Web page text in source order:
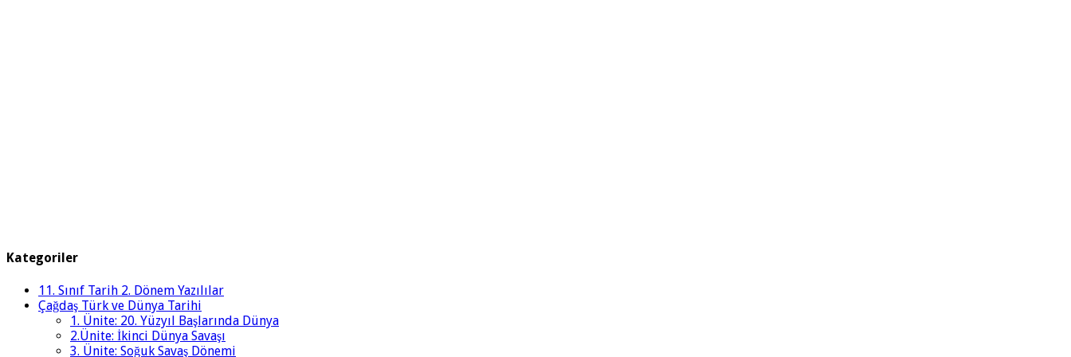
Kategoriler
11. Sınıf Tarih 2. Dönem Yazılılar
Çağdaş Türk ve Dünya Tarihi
1. Ünite: 20. Yüzyıl Başlarında Dünya
2.Ünite: İkinci Dünya Savaşı
3. Ünite: Soğuk Savaş Dönemi